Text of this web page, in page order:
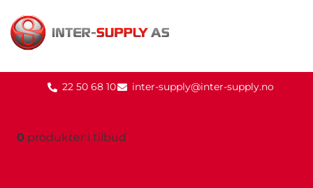
22 50 68 10 inter-supply@inter-supply.no
0 produkter i tilbud